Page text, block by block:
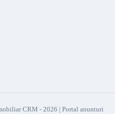
CRM - 2026 | Portal anunturi